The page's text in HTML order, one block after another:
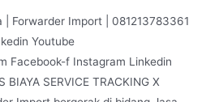
Forwarder Import | 081213783361
Youtube
Facebook-f Instagram Linkedin
BIAYA SERVICE TRACKING X